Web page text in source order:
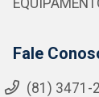
Fale
(81) 3471-